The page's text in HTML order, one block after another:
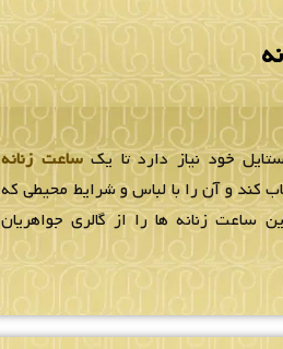
خود نیاز دارد تا یکساعت زنانه
کند و آن را با لباس و شرایط محیطی که
ساعت زنانه ها را از گالری جواهریان